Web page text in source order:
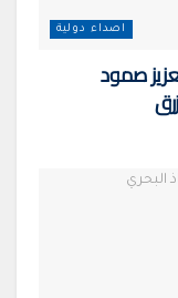
اصداء دولية
صمود